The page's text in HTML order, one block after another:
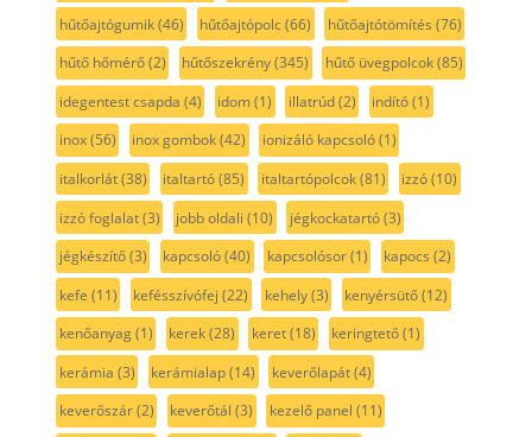
hűtőajtógumik(46) hűtőajtópolc(66) hűtőajtótömítés (76)
hűtő hőmérő(2) hűtőszekrény(345) hűtő üvegpolcok(85)
idegentest csapda (4) idom(1) illatrúd(2) indító(1)
inox(56) inox gombok(42) ionizáló kapcsoló(1)
italkorlát(38) italtartó(85) italtartópolcok(81) izzó(10)
izzó foglalat(3) jobb oldali (10) jégkockatartó(3)
jégkészítő(3) kapcsoló(40) kapcsolósor(1) kapocs (2)
kefe (11) kefésszívófej (22) kehely(3) kenyérsütő(12)
kenőanyag(1) kerek(28) keret(18) keringtető(1)
kerámia (3) kerámialap(14) keverőlapát(4)
keverőszár(2) keverőtál (3) kezelő panel (11)